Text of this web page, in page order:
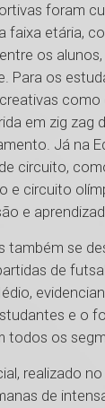
foram
faixa etária,
os alunos,
Para os
como
em zig zag
Já na
circuito,
e circuito
e
também se
de
e o
todos os
realizado no
de